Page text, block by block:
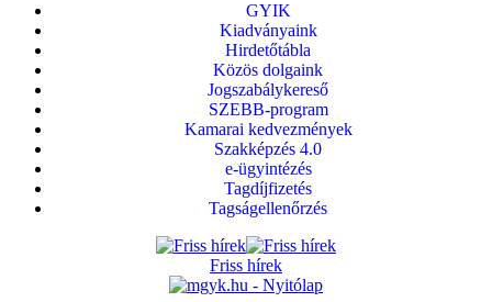
GYIK
Kiadványaink
Hirdetőtábla
Közös dolgaink
Jogszabálykereső
SZEBB-program
Kamarai kedvezmények
Szakképzés 4.0
e-ügyintézés
Tagdíjfizetés
Tagságellenőrzés
Friss hírek